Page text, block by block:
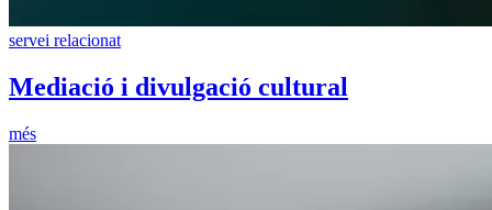
servei relacionat
Mediació i divulgació cultural
més